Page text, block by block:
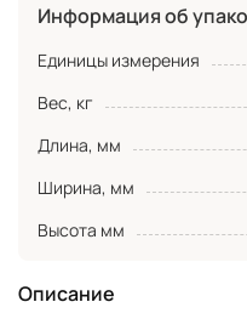
Описание
Информация об
Единицы измерения
Вес, кг
Длина, мм
Ширина, мм
Высота мм